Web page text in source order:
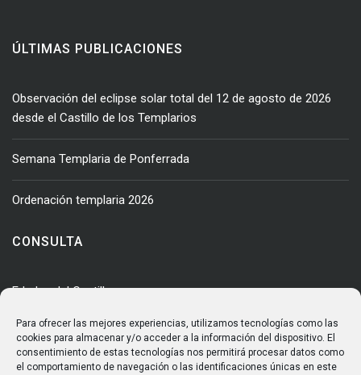
Para ofrecer las mejores experiencias, utilizamos tecnologías como las
cookies para almacenar y/o acceder a la información del dispositivo. El
consentimiento de estas tecnologías nos permitirá procesar datos como
el comportamiento de navegación o las identificaciones únicas en este
ÚLTIMAS PUBLICACIONES
Observación del eclipse solar total del 12 de agosto de 2026
desde el Castillo de los Templarios
Semana Templaria de Ponferrada
Ordenación templaria 2026
CONSULTA
Edades del Castillo
Eventos
Actualidad
Enclave